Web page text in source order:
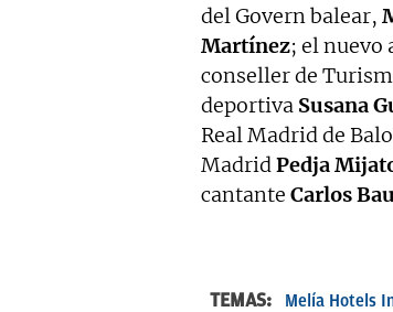
del Govern balear,
Martínez; el nuevo
conseller de
deportiva Susana
Real Madrid de
MadridPedja
cantante Carlos
TEMAS: Melía Hotels